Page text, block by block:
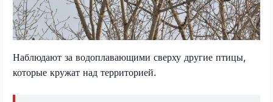
Наблюдают за водоплавающими сверху другие птицы,
которые кружат над территорией.